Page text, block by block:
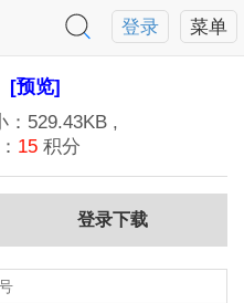
菜单
登录
[预览]
： 529.43KB ,
15 积分
登录下载